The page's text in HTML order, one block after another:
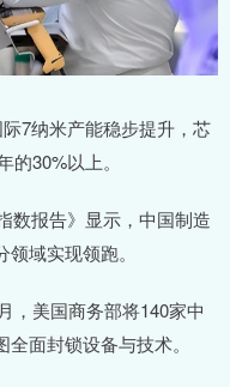
7纳米产能稳步提升，芯
30%以上。
数报告》显示，中国制造
域实现领跑。
，美国商务部将140家中
面封锁设备与技术。